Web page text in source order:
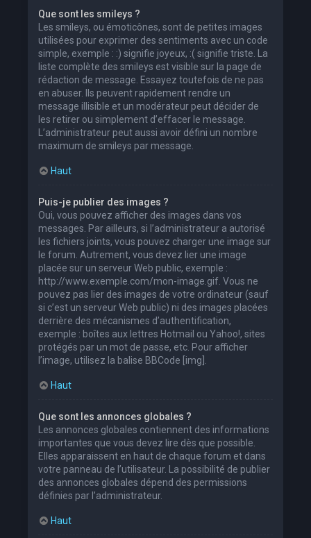
Que sont les smileys ?
Les smileys, ou émoticônes, sont de petites images
utilisées pour exprimer des sentiments avec un code
simple, exemple : :) signifie joyeux, :( signifie triste. La
liste complète des smileys est visible sur la page de
rédaction de message. Essayez toutefois de ne pas
en abuser. Ils peuvent rapidement rendre un
message illisible et un modérateur peut décider de
les retirer ou simplement d’effacer le message.
L’administrateur peut aussi avoir défini un nombre
maximum de smileys par message.
Haut
Puis-je publier des images ?
Oui, vous pouvez afficher des images dans vos
messages. Par ailleurs, si l’administrateur a autorisé
les fichiers joints, vous pouvez charger une image sur
le forum. Autrement, vous devez lier une image
placée sur un serveur Web public, exemple :
http://www.exemple.com/mon-image.gif. Vous ne
pouvez pas lier des images de votre ordinateur (sauf
si c’est un serveur Web public) ni des images placées
derrière des mécanismes d’authentification,
exemple : boîtes aux lettres Hotmail ou Yahoo!, sites
protégés par un mot de passe, etc. Pour afficher
l’image, utilisez la balise BBCode [img].
Haut
Que sont les annonces globales ?
Les annonces globales contiennent des informations
importantes que vous devez lire dès que possible.
Elles apparaissent en haut de chaque forum et dans
votre panneau de l’utilisateur. La possibilité de publier
des annonces globales dépend des permissions
définies par l’administrateur.
Haut